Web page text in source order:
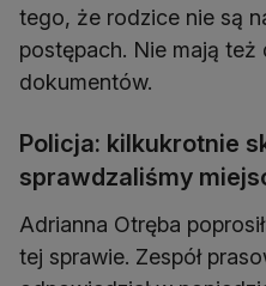
tego, że rodzice nie są
postępach. Nie mają
dokumentów.
Policja: kilkukrotnie
sprawdzaliśmy
Adrianna Otręba
tej sprawie. Zespół